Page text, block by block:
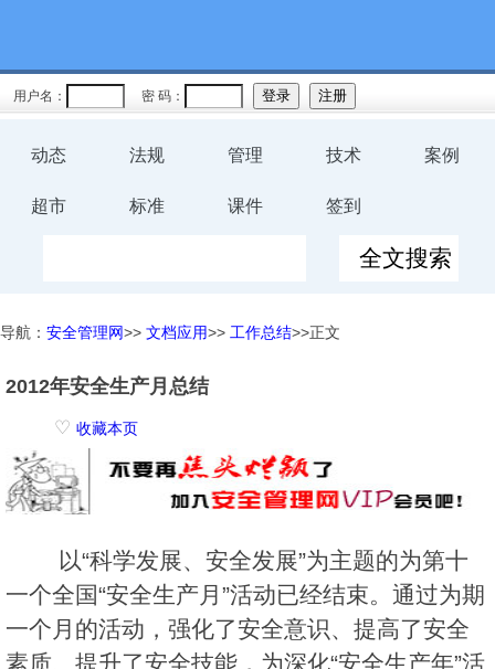
用户名： 密 码：
动态 法规 管理 技术 案例
超市 标准 课件 签到
导航： 安全管理网>> 文档应用>> 工作总结>>正文
2012年安全生产月总结
♡ 收藏本页
以“科学发展、安全发展”为主题的为第十
一个全国“安全生产月”活动已经结束。通过为期
一个月的活动，强化了安全意识、提高了安全
素质、提升了安全技能，为深化“安全生产年”活